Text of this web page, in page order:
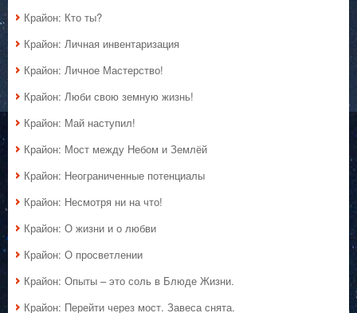
Крайон: Кто ты?
Крайон: Личная инвентаризация
Крайон: Личное Мастерство!
Крайон: Люби свою земную жизнь!
Крайон: Май наступил!
Крайон: Мост между Небом и Землёй
Крайон: Неограниченные потенциалы
Крайон: Несмотря ни на что!
Крайон: О жизни и о любви
Крайон: О просветлении
Крайон: Опыты – это соль в Блюде Жизни.
Крайон: Перейти через мост. Завеса снята.